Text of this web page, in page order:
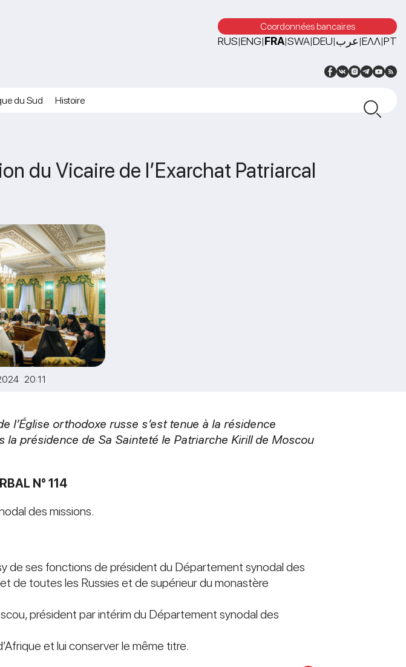
Coordonnées bancaires
RUS|ENG|FRA|SWA|DEU|عرب|ΕΛΛ|PT
du Sud Histoire
du Vicaire de l’Exarchat Patriarcal
20:11
l’Église orthodoxe russe s’est tenue à la résidence
présidence de Sa Sainteté le Patriarche Kirill de Moscou
N° 114
des missions.
de ses fonctions de président du Département synodal des
de toutes les Russies et de supérieur du monastère
président par intérim du Département synodal des
et lui conserver le même titre.